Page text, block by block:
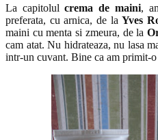
La capitolulcrema de maini,
preferata, cu arnica, de laYves
maini cu menta si zmeura, de la
cam atat. Nu hidrateaza, nu lasa
intr-un cuvant. Bine ca am primit-